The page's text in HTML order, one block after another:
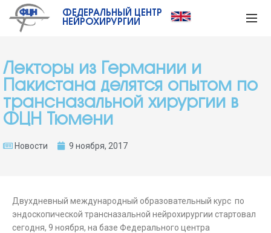
ФЕДЕРАЛЬНЫЙ ЦЕНТР
НЕЙРОХИРУРГИИ
Лекторы из Германии и
Пакистана делятся опытом по
трансназальной хирургии в
ФЦН Тюмени
Новости 9 ноября, 2017
Двухдневный международный образовательный курс по
эндоскопической трансназальной нейрохирургии стартовал
сегодня, 9 ноября, на базе Федерального центра